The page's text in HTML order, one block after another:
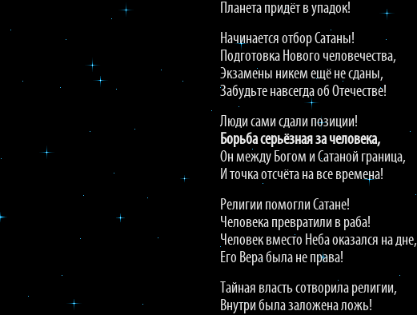
Планета придёт в упадок!
Начинается отбор Сатаны!
Подготовка Нового человечества,
Экзамены никем ещё не сданы,
Забудьте навсегда об Отечестве!
Люди сами сдали позиции!
Борьба серьёзная за человека,
Он между Богом и Сатаной граница,
И точка отсчёта на все времена!
Религии помогли Сатане!
Человека превратили в раба!
Человек вместо Неба оказался на дне,
Его Вера была не права!
Тайная власть сотворила религии,
Внутри была заложена ложь!